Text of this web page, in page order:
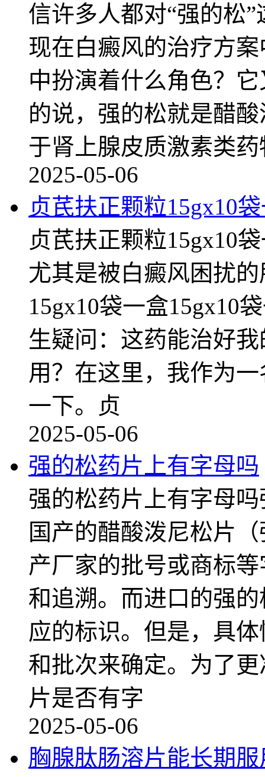
信许多人都对“强的松
现在白癜风的治疗方
中扮演着什么角色？
的说，强的松就是醋
于肾上腺皮质激素类
2025-05-06
贞芪扶正颗粒15gx10
贞芪扶正颗粒15gx10
尤其是被白癜风困扰
15gx10袋一盒15gx10
生疑问：这药能治好
用？在这里，我作为
一下。贞
2025-05-06
强的松药片上有字母吗
强的松药片上有字母
国产的醋酸泼尼松片
产厂家的批号或商标
和追溯。而进口的强
应的标识。但是，具
和批次来确定。为了
片是否有字
2025-05-06
胸腺肽肠溶片能长期服